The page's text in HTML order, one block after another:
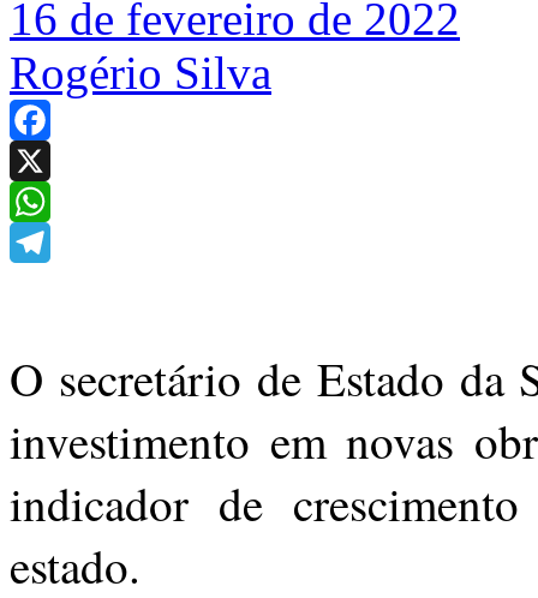
16 de fevereiro de 2022
Rogério Silva
Facebook
X
WhatsApp
O secretário de Estado
investimento em novas
indicador de
estado.